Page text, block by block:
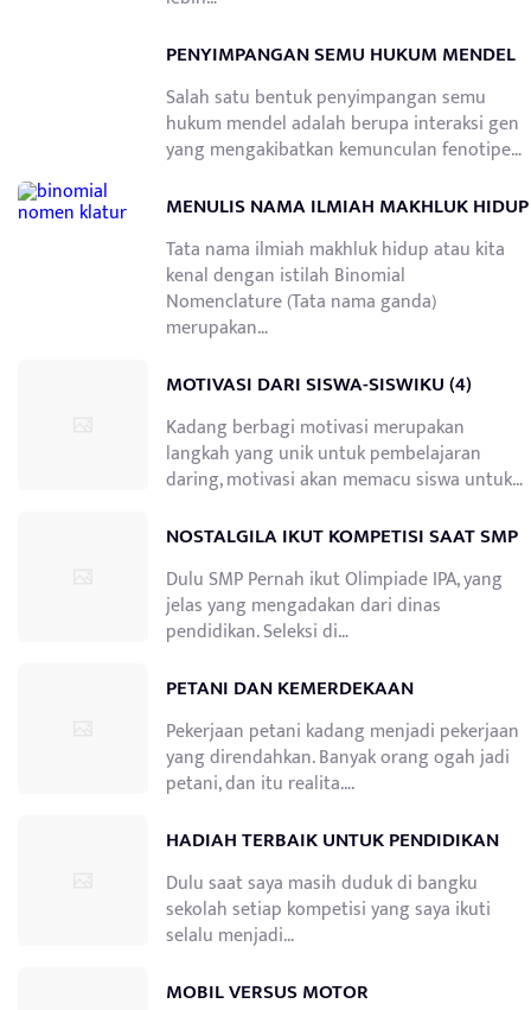
PENYIMPANGAN SEMU HUKUM MENDEL
Salah satu bentuk penyimpangan semu
hukum mendel adalah berupa interaksi gen
yang mengakibatkan kemunculan fenotipe…
MENULIS NAMA ILMIAH MAKHLUK HIDUP
Tata nama ilmiah makhluk hidup atau kita
kenal dengan istilah Binomial
Nomenclature (Tata nama ganda)
merupakan…
MOTIVASI DARI SISWA-SISWIKU (4)
Kadang berbagi motivasi merupakan
langkah yang unik untuk pembelajaran
daring, motivasi akan memacu siswa untuk…
NOSTALGILA IKUT KOMPETISI SAAT SMP
Dulu SMP Pernah ikut Olimpiade IPA, yang
jelas yang mengadakan dari dinas
pendidikan. Seleksi di…
PETANI DAN KEMERDEKAAN
Pekerjaan petani kadang menjadi pekerjaan
yang direndahkan. Banyak orang ogah jadi
petani, dan itu realita….
HADIAH TERBAIK UNTUK PENDIDIKAN
Dulu saat saya masih duduk di bangku
sekolah setiap kompetisi yang saya ikuti
selalu menjadi…
MOBIL VERSUS MOTOR